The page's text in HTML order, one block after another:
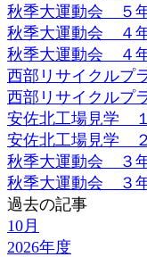
秋季大運動会 ５
秋季大運動会 ４
秋季大運動会 ４
西部リサイクルプ
西部リサイクルプ
安佐北工場見学 １
安佐北工場見学 ２
秋季大運動会 ３
秋季大運動会 ３
過去の記事
10月
2026年度